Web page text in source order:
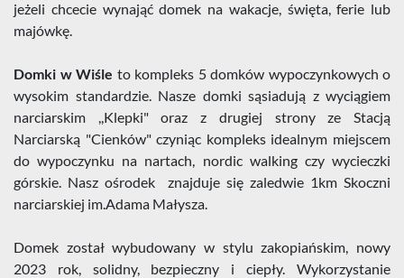
jeżeli chcecie wynająć domek na wakacje, święta, ferie lub
majówkę.
Domki w Wiśle to kompleks 5 domków wypoczynkowych o
wysokim standardzie. Nasze domki sąsiadują z wyciągiem
narciarskim ,,Klepki" oraz z drugiej strony ze Stacją
Narciarską "Cienków" czyniąc kompleks idealnym miejscem
do wypoczynku na nartach, nordic walking czy wycieczki
górskie. Nasz ośrodek znajduje się zaledwie 1km Skoczni
narciarskiej im.Adama Małysza.
Domek został wybudowany w stylu zakopiańskim, nowy
2023 rok, solidny, bezpieczny i ciepły. Wykorzystanie